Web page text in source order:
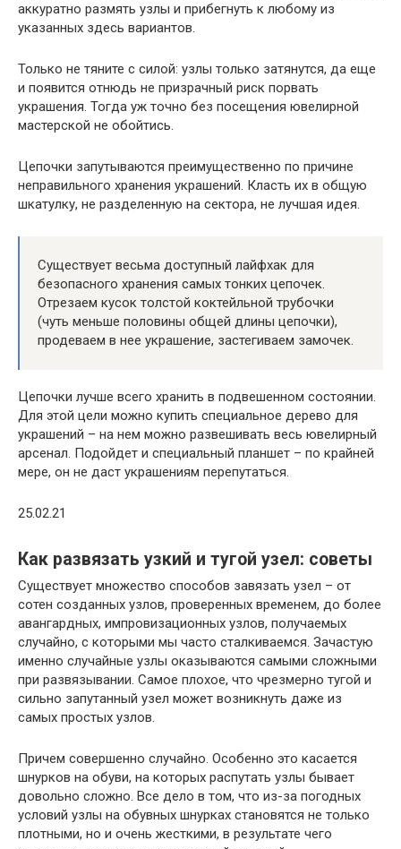
аккуратно размять узлы и прибегнуть к любому из
указанных здесь вариантов.
Только не тяните с силой: узлы только затянутся, да еще
и появится отнюдь не призрачный риск порвать
украшения. Тогда уж точно без посещения ювелирной
мастерской не обойтись.
Цепочки запутываются преимущественно по причине
неправильного хранения украшений. Класть их в общую
шкатулку, не разделенную на сектора, не лучшая идея.
Существует весьма доступный лайфхак для
безопасного хранения самых тонких цепочек.
Отрезаем кусок толстой коктейльной трубочки
(чуть меньше половины общей длины цепочки),
продеваем в нее украшение, застегиваем замочек.
Цепочки лучше всего хранить в подвешенном состоянии.
Для этой цели можно купить специальное дерево для
украшений – на нем можно развешивать весь ювелирный
арсенал. Подойдет и специальный планшет – по крайней
мере, он не даст украшениям перепутаться.
25.02.21
Как развязать узкий и тугой узел: советы
Существует множество способов завязать узел – от
сотен созданных узлов, проверенных временем, до более
авангардных, импровизационных узлов, получаемых
случайно, с которыми мы часто сталкиваемся. Зачастую
именно случайные узлы оказываются самыми сложными
при развязывании. Самое плохое, что чрезмерно тугой и
сильно запутанный узел может возникнуть даже из
самых простых узлов.
Причем совершенно случайно. Особенно это касается
шнурков на обуви, на которых распутать узлы бывает
довольно сложно. Все дело в том, что из-за погодных
условий узлы на обувных шнурках становятся не только
плотными, но и очень жесткими, в результате чего